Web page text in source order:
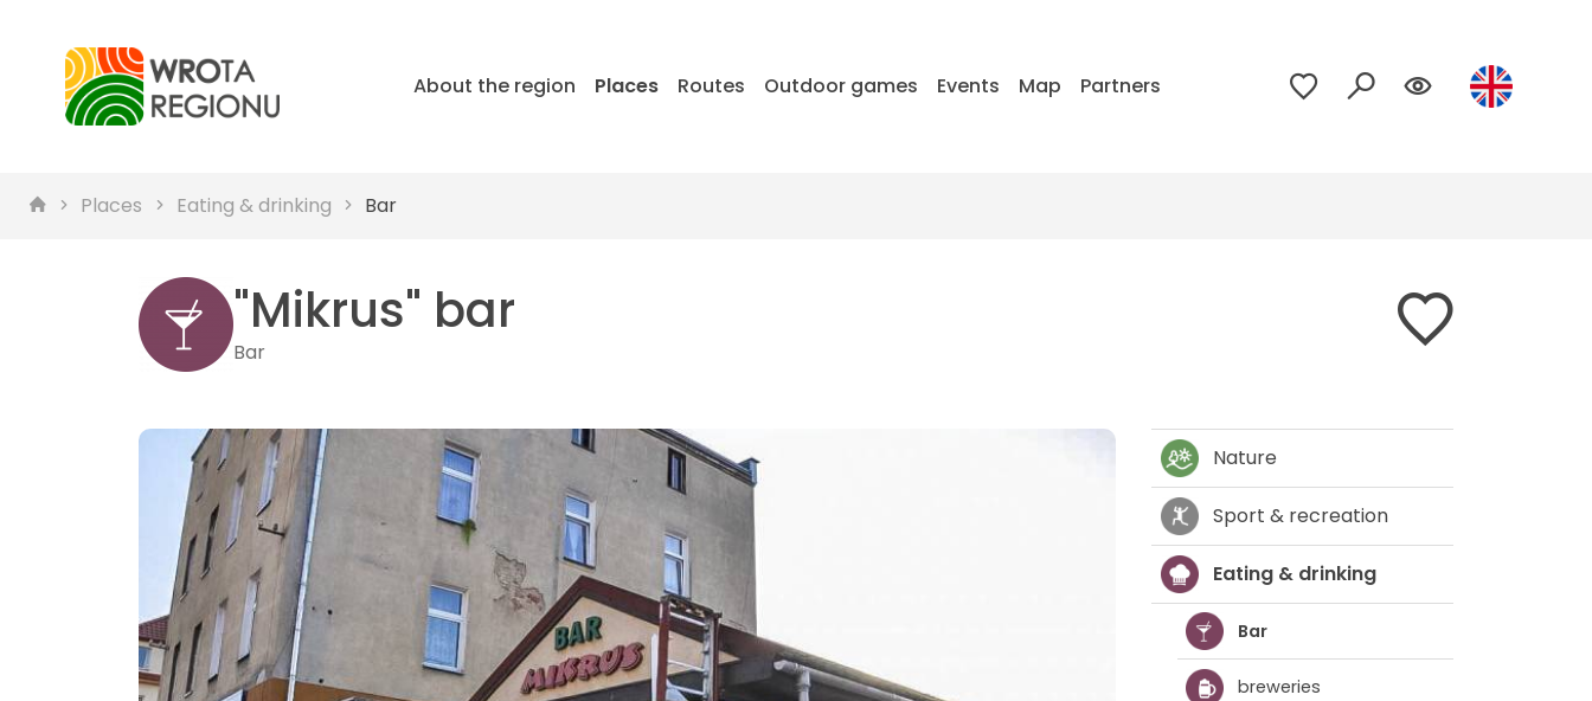
About the region Places Routes Outdoor games Events Map Partners
Places Eating & drinking Bar
"Mikrus" bar
Bar
Nature
Sport & recreation
Eating & drinking
Bar
breweries